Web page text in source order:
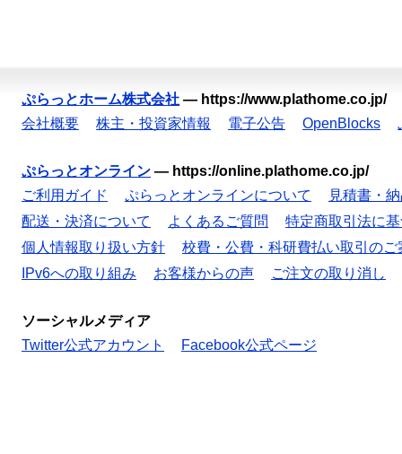
ぷらっとホーム株式会社 — https://www.plathome.co.jp/
会社概要
株主・投資家情報 電子公告 OpenBlocks
ぷらっとオンライン — https://online.plathome.co.jp/
ご利用ガイド
ぷらっとオンラインについて
見積書・
配送・決済について
よくあるご質問
特定商取引法に
個人情報取り扱い方針
校費・公費・科研費払い取引のご
IPv6への取り組み
お客様からの声 ご注文の取り消し
ソーシャルメディア
Twitter公式アカウント
Facebook公式ページ